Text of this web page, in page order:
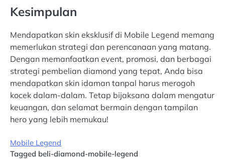
Kesimpulan
Mendapatkan skin eksklusif di Mobile Legend memang
memerlukan strategi dan perencanaan yang matang.
Dengan memanfaatkan event, promosi, dan berbagai
strategi pembelian diamond yang tepat, Anda bisa
mendapatkan skin idaman tanpal harus merogoh
kocek dalam-dalam. Tetap bijaksana dalam mengatur
keuangan, dan selamat bermain dengan tampilan
hero yang lebih memukau!
Mobile Legend
Tagged beli-diamond-mobile-legend